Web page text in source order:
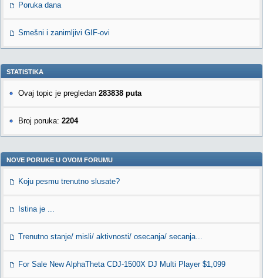
Poruka dana
Smešni i zanimljivi GIF-ovi
STATISTIKA
Ovaj topic je pregledan 283838 puta
Broj poruka: 2204
NOVE PORUKE U OVOM FORUMU
Koju pesmu trenutno slusate?
Istina je ...
Trenutno stanje/ misli/ aktivnosti/ osecanja/ secanja...
For Sale New AlphaTheta CDJ-1500X DJ Multi Player $1,099